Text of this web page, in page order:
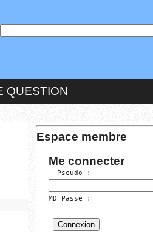
QUESTION
Espace membre
Me connecter
  Pseudo :
MD Passe :